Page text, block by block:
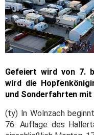
Gefeiert wird von 7.
wird die
und Sonderfahrten
(ty) In Wolnzach
76. Auflage des